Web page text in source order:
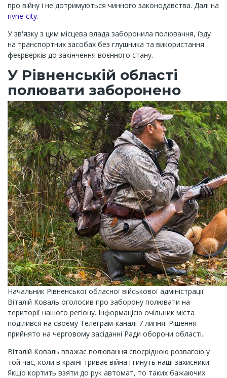
про війну і не дотримуються чинного законодавства. Далі на
rivne-city.
У зв'язку з цим місцева влада заборонила полювання, їзду
на транспортних засобах без глушника та використання
феєрверків до закінчення воєнного стану.
У Рівненській області
полювати заборонено
Начальник Рівненської обласної військової адміністрації
Віталій Коваль оголосив про заборону полювати на
території нашого регіону. Інформацією очільник міста
поділився на своєму Телеграм-каналі 7 липня. Рішення
прийнято на черговому засіданні Ради оборони області.
Віталій Коваль вважає полювання своєрідною розвагою у
той час, коли в країні триває війна і гинуть наші захисники.
Якщо кортить взяти до рук автомат, то таких бажаючих